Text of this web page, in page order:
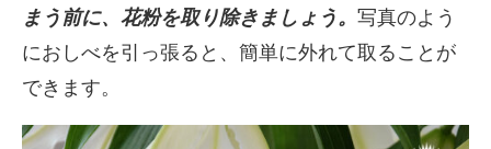
まう前に、花粉を取り除きましょう。 写真のよう
におしべを引っ張ると、簡単に外れて取ることが
できます。